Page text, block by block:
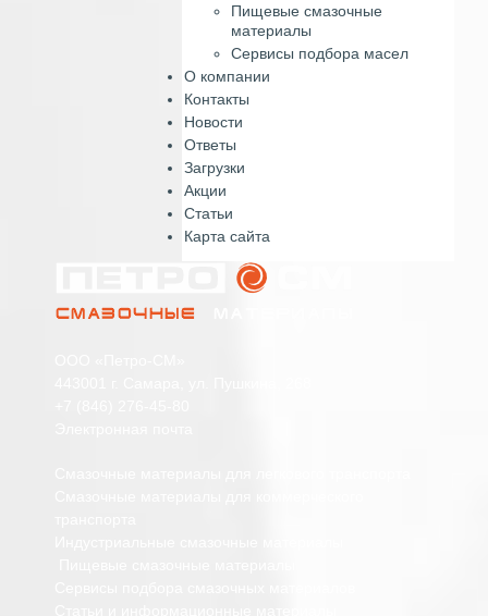
Пищевые смазочные
материалы
Сервисы подбора масел
О компании
Контакты
Новости
Ответы
Загрузки
Акции
Статьи
Карта сайта